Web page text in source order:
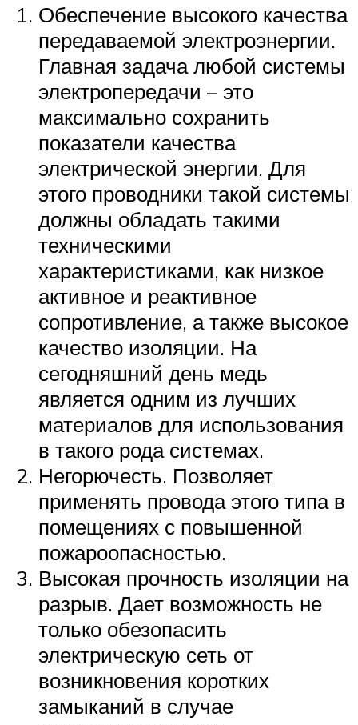
Обеспечение высокого качества
передаваемой электроэнергии.
Главная задача любой системы
электропередачи – это
максимально сохранить
показатели качества
электрической энергии. Для
этого проводники такой системы
должны обладать такими
техническими
характеристиками, как низкое
активное и реактивное
сопротивление, а также высокое
качество изоляции. На
сегодняшний день медь
является одним из лучших
материалов для использования
в такого рода системах.
Негорючесть. Позволяет
применять провода этого типа в
помещениях с повышенной
пожароопасностью.
Высокая прочность изоляции на
разрыв. Дает возможность не
только обезопасить
электрическую сеть от
возникновения коротких
замыканий в случае